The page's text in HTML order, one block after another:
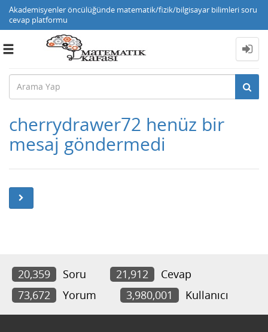
Akademisyenler öncülüğünde matematik/fizik/bilgisayar bilimleri soru
cevap platformu
Toggle
cherrydrawer72 henüz bir
mesaj göndermedi
20,359 Soru 21,912
Cevap
73,672
Yorum 3,980,001 Kullanıcı